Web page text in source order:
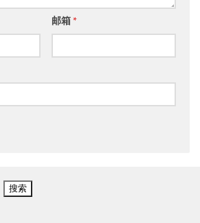
邮箱*
搜索